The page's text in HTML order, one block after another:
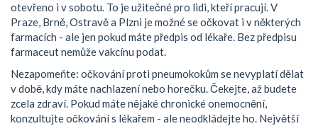
otevřeno i v sobotu. To je užitečné pro lidi, kteří pracují. V
Praze, Brně, Ostravě a Plzni je možné se očkovat i v některých
farmacích - ale jen pokud máte předpis od lékaře. Bez předpisu
farmaceut nemůže vakcínu podat.
Nezapomeňte: očkování proti pneumokokům se nevyplatí dělat
v době, kdy máte nachlazení nebo horečku. Čekejte, až budete
zcela zdraví. Pokud máte nějaké chronické onemocnění,
konzultujte očkování s lékařem - ale neodkládejte ho. Největší